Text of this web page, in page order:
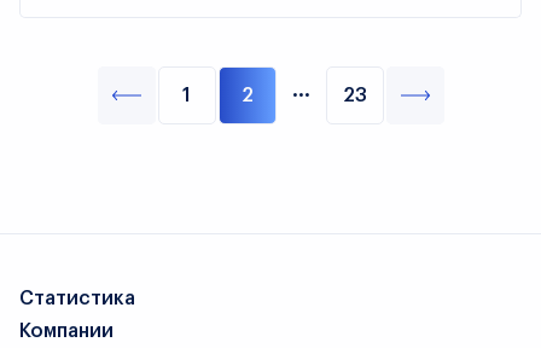
1 2 ··· 23
Статистика
Компании